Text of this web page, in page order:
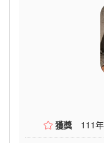
獲獎 111